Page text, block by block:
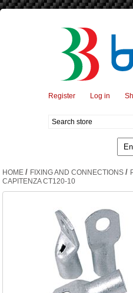
Register Log in
HOME / FIXING AND CONNECTIONS /
CAPITENZA CT120-10